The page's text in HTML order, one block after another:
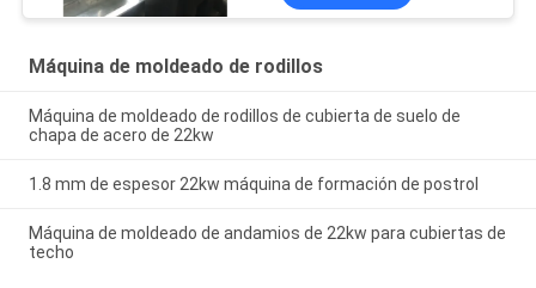
Máquina de moldeado de rodillos
Máquina de moldeado de rodillos de cubierta de suelo de
chapa de acero de 22kw
1.8 mm de espesor 22kw máquina de formación de postrol
Máquina de moldeado de andamios de 22kw para cubiertas de
techo